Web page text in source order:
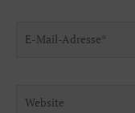
Mail-